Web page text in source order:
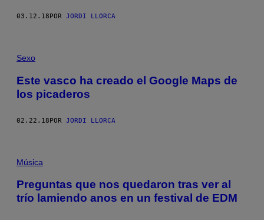
03.12.18POR JORDI LLORCA
Sexo
Este vasco ha creado el Google Maps de
los picaderos
02.22.18POR JORDI LLORCA
Música
Preguntas que nos quedaron tras ver al
trío lamiendo anos en un festival de EDM